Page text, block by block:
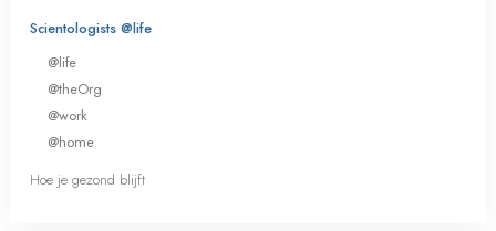
Scientologists @life
@life
@theOrg
@work
@home
Hoe je gezond blijft